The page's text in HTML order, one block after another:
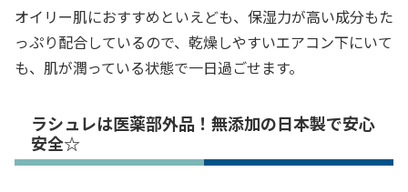
オイリー肌におすすめといえども、保湿力が高い成分もた
っぷり配合しているので、乾燥しやすいエアコン下にいて
も、肌が潤っている状態で一日過ごせます。
ラシュレは医薬部外品！無添加の日本製で安心
安全☆